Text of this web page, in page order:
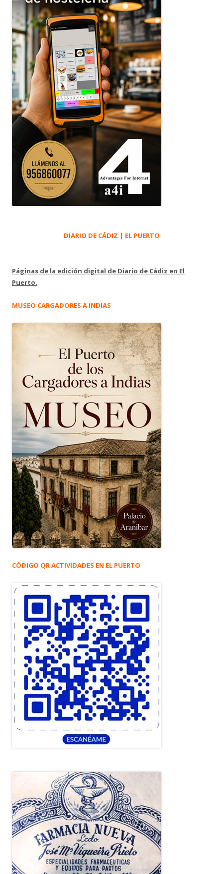
DIARIO DE CÁDIZ | EL PUERTO
Páginas de la edición digital de Diario de Cádiz en El
Puerto.
MUSEO CARGADORES A INDIAS
CÓDIGO QR ACTIVIDADES EN EL PUERTO